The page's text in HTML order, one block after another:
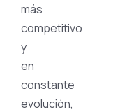
más
competitivo
y
en
constante
evolución,